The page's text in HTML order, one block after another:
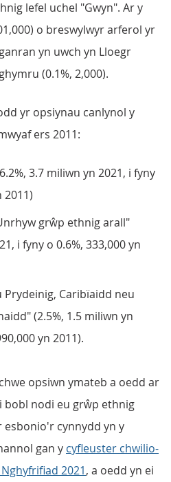
lefel uchel "Gwyn". Ar y
o breswylwyr arferol yr
yn uwch yn Lloegr
(0.1%, 2,000).
yr opsiynau canlynol y
ers 2011:
3.7 miliwn yn 2021, i fyny
2011)
grŵp ethnig arall"
i fyny o 0.6%, 333,000 yn
Prydeinig, Caribïaidd neu
(2.5%, 1.5 miliwn yn
yn 2011).
opsiwn ymateb a oedd ar
bobl nodi eu grŵp ethnig
esbonio'r cynnydd yn y
gan y cyfleuster chwilio-
2021, a oedd yn ei